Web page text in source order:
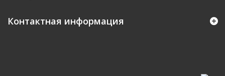
Контактная информация